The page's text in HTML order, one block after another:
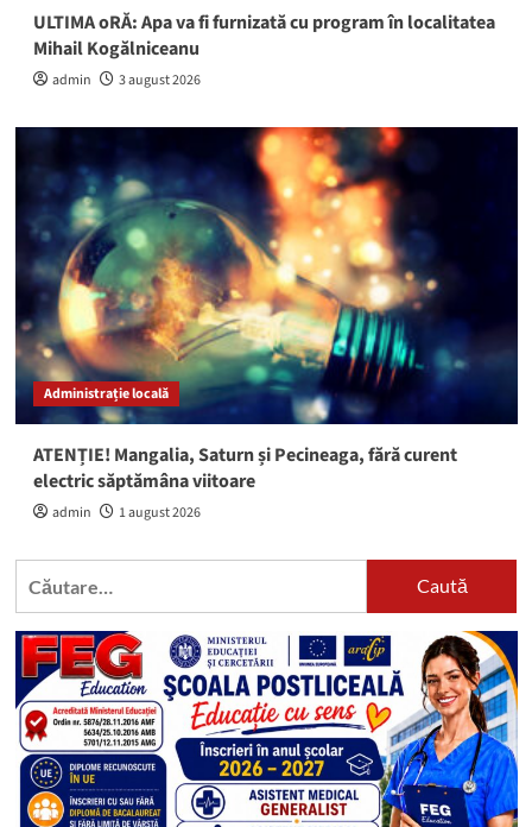
ULTIMA oRĂ: Apa va fi furnizată cu program în localitatea
Mihail Kogălniceanu
admin 3 august 2026
Administrație locală
ATENȚIE! Mangalia, Saturn și Pecineaga, fără curent
electric săptămâna viitoare
admin 1 august 2026
Caută